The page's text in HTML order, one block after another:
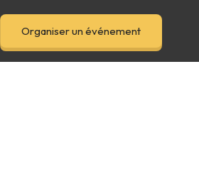
Organiser un événement